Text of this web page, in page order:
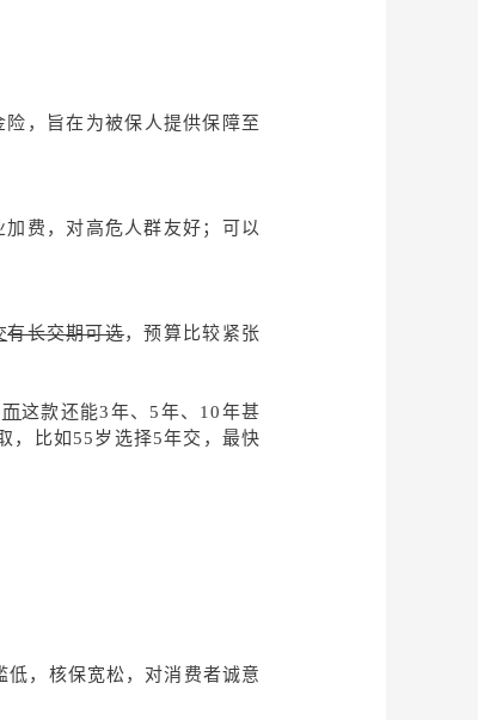
，旨在为被保人提供保障至
费，对高危人群友好；可以
有长交期可选，预算比较紧张
而这款还能3年、5年、10年甚
，比如55岁选择5年交，最快
，核保宽松，对消费者诚意